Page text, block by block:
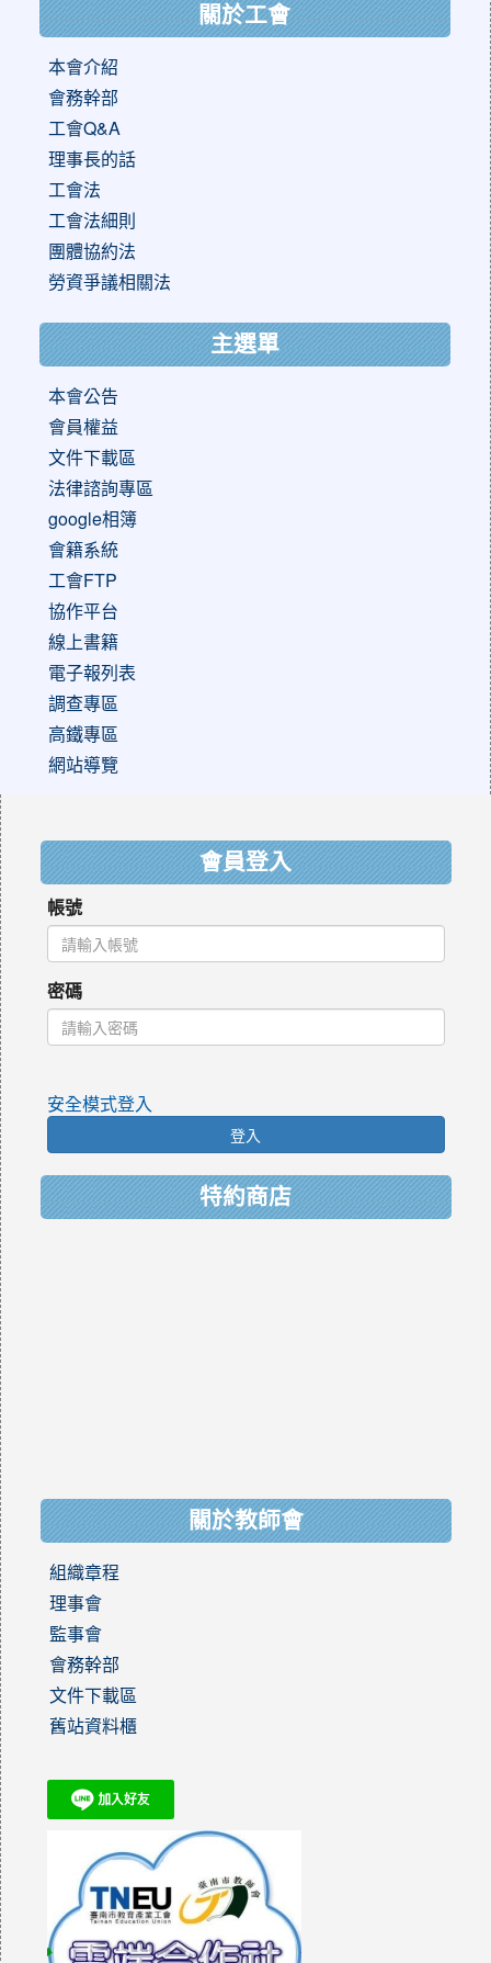
關於工會
本會介紹
會務幹部
工會Q&A
理事長的話
工會法
工會法細則
團體協約法
勞資爭議相關法
主選單
本會公告
會員權益
文件下載區
法律諮詢專區
google相簿
會籍系統
工會FTP
協作平台
線上書籍
電子報列表
調查專區
高鐵專區
網站導覽
會員登入
帳號
密碼
安全模式登入
登入
特約商店
關於教師會
組織章程
理事會
監事會
會務幹部
文件下載區
舊站資料櫃